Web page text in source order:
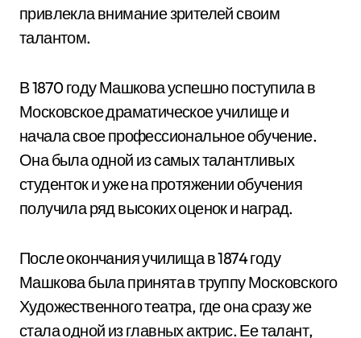
привлекла внимание зрителей своим
талантом.
В 1870 году Машкова успешно поступила в
Московское драматическое училище и
начала свое профессиональное обучение.
Она была одной из самых талантливых
студенток и уже на протяжении обучения
получила ряд высоких оценок и наград.
После окончания училища в 1874 году
Машкова была принята в труппу Московского
Художественного театра, где она сразу же
стала одной из главных актрис. Ее талант,